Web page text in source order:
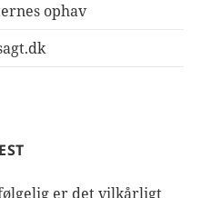
ophav
er det vilkårligt